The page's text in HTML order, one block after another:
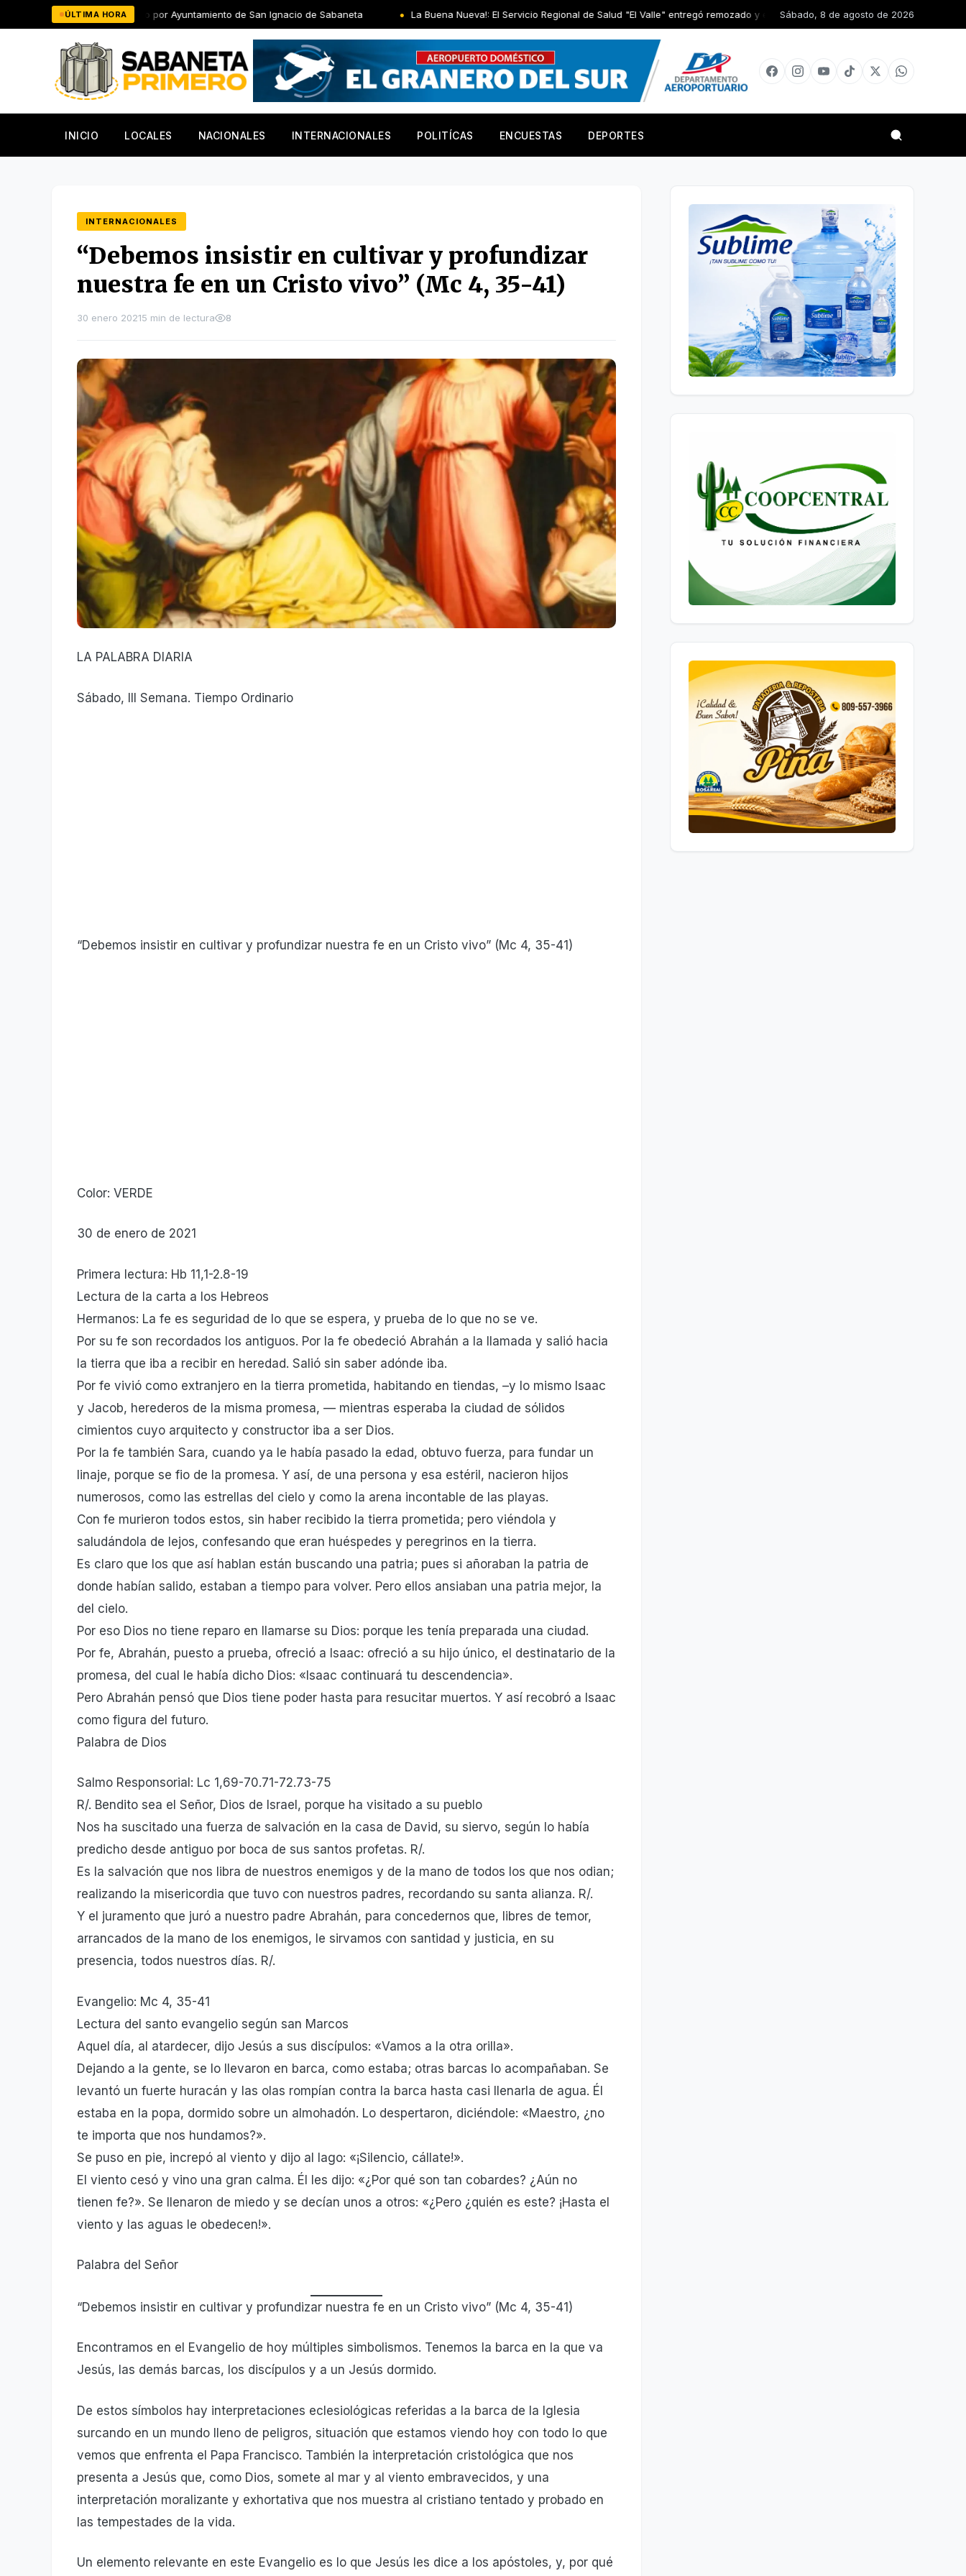
al
ÚLTIMA HORA
distinguido por Ayuntamiento de San Ignacio de Sabaneta La Buena Nueva!: El Servicio Regional de Salud "El Valle" entregó remozado y equipado el Centro de Primer Nivel Pinzon en Elías Piña
Sábado, 8 de agosto de 2026
INICIO LOCALES NACIONALES INTERNACIONALES POLITÍCAS ENCUESTAS DEPORTES
INTERNACIONALES
“Debemos insistir en cultivar y profundizar
nuestra fe en un Cristo vivo” (Mc 4, 35-41)
30 enero 20215 min de lectura 8
LA PALABRA DIARIA
Sábado, III Semana. Tiempo Ordinario
“Debemos insistir en cultivar y profundizar nuestra fe en un Cristo vivo” (Mc 4, 35-41)
Color: VERDE
30 de enero de 2021
Primera lectura: Hb 11,1-2.8-19
Lectura de la carta a los Hebreos
Hermanos: La fe es seguridad de lo que se espera, y prueba de lo que no se ve.
Por su fe son recordados los antiguos. Por la fe obedeció Abrahán a la llamada y salió hacia
la tierra que iba a recibir en heredad. Salió sin saber adónde iba.
Por fe vivió como extranjero en la tierra prometida, habitando en tiendas, –y lo mismo Isaac
y Jacob, herederos de la misma promesa, — mientras esperaba la ciudad de sólidos
cimientos cuyo arquitecto y constructor iba a ser Dios.
Por la fe también Sara, cuando ya le había pasado la edad, obtuvo fuerza, para fundar un
linaje, porque se fio de la promesa. Y así, de una persona y esa estéril, nacieron hijos
numerosos, como las estrellas del cielo y como la arena incontable de las playas.
Con fe murieron todos estos, sin haber recibido la tierra prometida; pero viéndola y
saludándola de lejos, confesando que eran huéspedes y peregrinos en la tierra.
Es claro que los que así hablan están buscando una patria; pues si añoraban la patria de
donde habían salido, estaban a tiempo para volver. Pero ellos ansiaban una patria mejor, la
del cielo.
Por eso Dios no tiene reparo en llamarse su Dios: porque les tenía preparada una ciudad.
Por fe, Abrahán, puesto a prueba, ofreció a Isaac: ofreció a su hijo único, el destinatario de la
promesa, del cual le había dicho Dios: «Isaac continuará tu descendencia».
Pero Abrahán pensó que Dios tiene poder hasta para resucitar muertos. Y así recobró a Isaac
como figura del futuro.
Palabra de Dios
Salmo Responsorial: Lc 1,69-70.71-72.73-75
R/. Bendito sea el Señor, Dios de Israel, porque ha visitado a su pueblo
Nos ha suscitado una fuerza de salvación en la casa de David, su siervo, según lo había
predicho desde antiguo por boca de sus santos profetas. R/.
Es la salvación que nos libra de nuestros enemigos y de la mano de todos los que nos odian;
realizando la misericordia que tuvo con nuestros padres, recordando su santa alianza. R/.
Y el juramento que juró a nuestro padre Abrahán, para concedernos que, libres de temor,
arrancados de la mano de los enemigos, le sirvamos con santidad y justicia, en su
presencia, todos nuestros días. R/.
Evangelio: Mc 4, 35-41
Lectura del santo evangelio según san Marcos
Aquel día, al atardecer, dijo Jesús a sus discípulos: «Vamos a la otra orilla».
Dejando a la gente, se lo llevaron en barca, como estaba; otras barcas lo acompañaban. Se
levantó un fuerte huracán y las olas rompían contra la barca hasta casi llenarla de agua. Él
estaba en la popa, dormido sobre un almohadón. Lo despertaron, diciéndole: «Maestro, ¿no
te importa que nos hundamos?».
Se puso en pie, increpó al viento y dijo al lago: «¡Silencio, cállate!».
El viento cesó y vino una gran calma. Él les dijo: «¿Por qué son tan cobardes? ¿Aún no
tienen fe?». Se llenaron de miedo y se decían unos a otros: «¿Pero ¿quién es este? ¡Hasta el
viento y las aguas le obedecen!».
Palabra del Señor
“Debemos insistir en cultivar y profundizar nuestra fe en un Cristo vivo” (Mc 4, 35-41)
Encontramos en el Evangelio de hoy múltiples simbolismos. Tenemos la barca en la que va
Jesús, las demás barcas, los discípulos y a un Jesús dormido.
De estos símbolos hay interpretaciones eclesiológicas referidas a la barca de la Iglesia
surcando en un mundo lleno de peligros, situación que estamos viendo hoy con todo lo que
vemos que enfrenta el Papa Francisco. También la interpretación cristológica que nos
presenta a Jesús que, como Dios, somete al mar y al viento embravecidos, y una
interpretación moralizante y exhortativa que nos muestra al cristiano tentado y probado en
las tempestades de la vida.
Un elemento relevante en este Evangelio es lo que Jesús les dice a los apóstoles, y, por qué